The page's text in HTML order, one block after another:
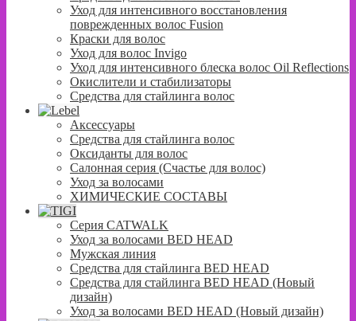
Уход для интенсивного восстановления
поврежденных волос Fusion
Краски для волос
Уход для волос Invigo
Уход для интенсивного блеска волос Oil Reflections
Окислители и стабилизаторы
Средства для стайлинга волос
Аксессуары
Средства для стайлинга волос
Оксиданты для волос
Салонная серия (Счастье для волос)
Уход за волосами
ХИМИЧЕСКИЕ СОСТАВЫ
Серия CATWALK
Уход за волосами BED HEAD
Мужская линия
Средства для стайлинга BED HEAD
Средства для стайлинга BED HEAD (Новый
дизайн)
Уход за волосами BED HEAD (Новый дизайн)